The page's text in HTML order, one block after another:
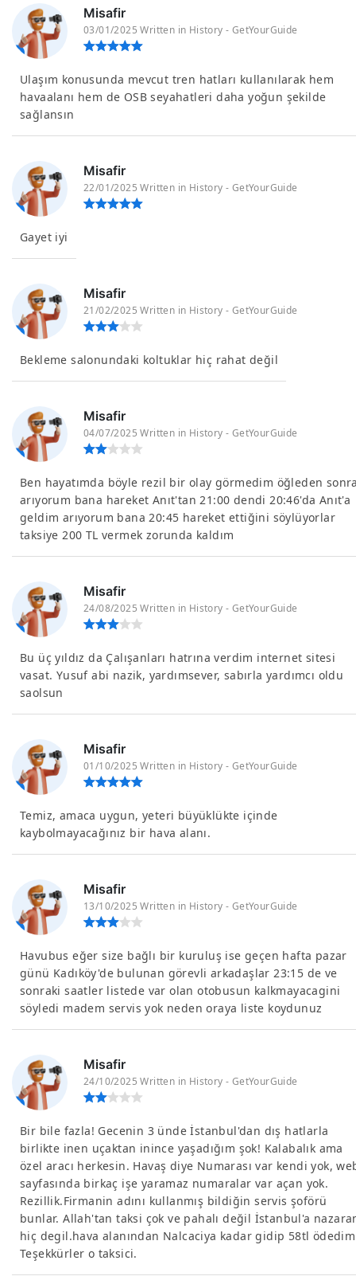
Misafir
03/01/2025 Written in History - GetYourGuide
Ulaşım konusunda mevcut tren hatları kullanılarak hem
havaalanı hem de OSB seyahatleri daha yoğun şekilde
sağlansın
Misafir
22/01/2025 Written in History - GetYourGuide
Gayet iyi
Misafir
21/02/2025 Written in History - GetYourGuide
Bekleme salonundaki koltuklar hiç rahat değil
Misafir
04/07/2025 Written in History - GetYourGuide
Ben hayatımda böyle rezil bir olay görmedim öğleden
arıyorum bana hareket Anıt'tan 21:00 dendi 20:46'da Anıt'a
geldim arıyorum bana 20:45 hareket ettiğini söylüyorlar
taksiye 200 TL vermek zorunda kaldım
Misafir
24/08/2025 Written in History - GetYourGuide
Bu üç yıldız da Çalışanları hatrına verdim internet sitesi
vasat. Yusuf abi nazik, yardımsever, sabırla yardımcı oldu
saolsun
Misafir
01/10/2025 Written in History - GetYourGuide
Temiz, amaca uygun, yeteri büyüklükte içinde
kaybolmayacağınız bir hava alanı.
Misafir
13/10/2025 Written in History - GetYourGuide
Havubus eğer size bağlı bir kuruluş ise geçen hafta pazar
günü Kadıköy'de bulunan görevli arkadaşlar 23:15 de ve
sonraki saatler listede var olan otobusun kalkmayacagini
söyledi madem servis yok neden oraya liste koydunuz
Misafir
24/10/2025 Written in History - GetYourGuide
Bir bile fazla! Gecenin 3 ünde İstanbul'dan dış hatlarla
birlikte inen uçaktan inince yaşadığım şok! Kalabalık ama
özel aracı herkesin. Havaş diye Numarası var kendi yok,
sayfasında birkaç işe yaramaz numaralar var açan yok.
Rezillik.Firmanin adını kullanmış bildiğin servis şoförü
bunlar. Allah'tan taksi çok ve pahalı değil İstanbul'a
hiç degil.hava alanından Nalcaciya kadar gidip 58tl
Teşekkürler o taksici.